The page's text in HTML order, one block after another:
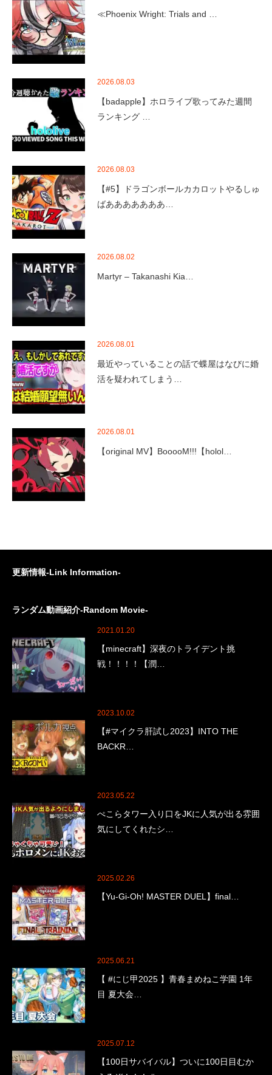
≪Phoenix Wright: Trials and …
2026.08.03
【badapple】ホロライブ歌ってみた週間
ランキング …
2026.08.03
【#5】ドラゴンボールカカロットやるしゅ
ばあああああああ…
2026.08.02
Martyr – Takanashi Kia…
2026.08.01
最近やっていることの話で蝶屋はなびに婚
活を疑われてしまう…
2026.08.01
【original MV】BooooM!!!【holol…
更新情報-Link Information-
ランダム動画紹介-Random Movie-
2021.01.20
【minecraft】深夜のトライデント挑
戦！！！！【潤…
2023.10.02
【#マイクラ肝試し2023】INTO THE
BACKR…
2023.05.22
ぺこらタワー入り口をJKに人気が出る雰囲
気にしてくれたシ…
2025.02.26
【Yu-Gi-Oh! MASTER DUEL】final…
2025.06.21
【 #にじ甲2025 】青春まめねこ学園 1年
目 夏大会…
2025.07.12
【100日サバイバル】ついに100日目むか